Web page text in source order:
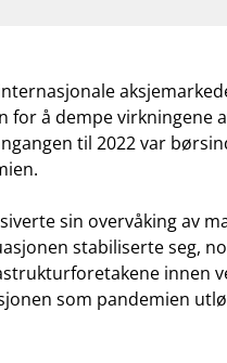
for å dempe virkningene
til 2022 var
sin overvåking av
stabiliserte seg,
innen
som pandemien